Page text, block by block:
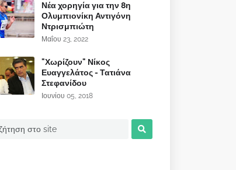
Νέα χορηγία για την 8η
Ολυμπιονίκη Αντιγόνη
Ντρισμπιώτη
Μαΐου 23, 2022
"Χωρίζουν" Νίκος
Ευαγγελάτος - Τατιάνα
Στεφανίδου
Ιουνίου 05, 2018